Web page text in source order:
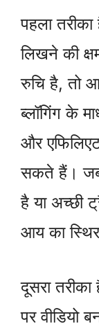
पहला
लिखने की
रुचि है, तो
ब्लॉगिंग के
और
सकते हैं। जब
है या अच्छी
आय का
दूसरा
पर वीडियो